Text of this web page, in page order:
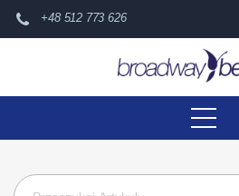
+48 512 773 626